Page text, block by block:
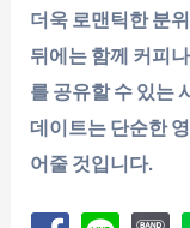
더욱 로맨틱한 분
뒤에는 함께 커피
를 공유할 수 있는
데이트는 단순한
어줄 것입니다.